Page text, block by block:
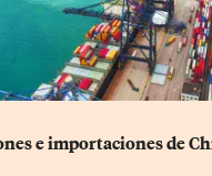
e importaciones de